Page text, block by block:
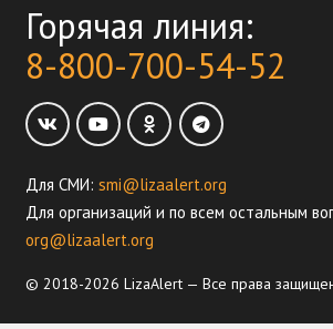
Горячая линия:
8-800-700-54-52
Для СМИ: smi@lizaalert.org
Для организаций и по всем остальным
org@lizaalert.org
© 2018-2026 LizaAlert — Все права